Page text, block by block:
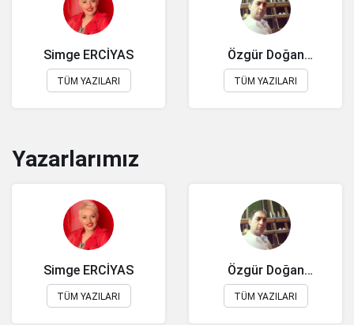
Simge ERCİYAS
TÜM YAZILARI
Özgür Doğan
YILMAZ
TÜM YAZILARI
Yazarlarımız
Simge ERCİYAS
TÜM YAZILARI
Özgür Doğan
YILMAZ
TÜM YAZILARI